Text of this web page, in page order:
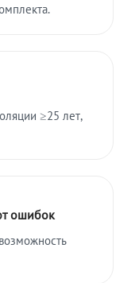
≥25 лет,
ошибок